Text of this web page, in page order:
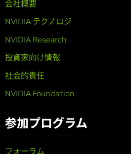
会社概要
NVIDIA テクノロジ
NVIDIA Research
投資家向け情報
社会的責任
NVIDIA Foundation
参加プログラム
フォーラム